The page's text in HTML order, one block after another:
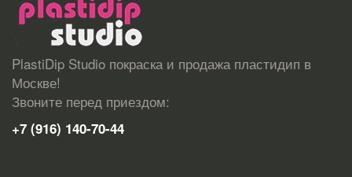
PlastiDip Studio покраска и продажа пластидип в
Москве!
Звоните перед приездом:
+7 (916) 140-70-44